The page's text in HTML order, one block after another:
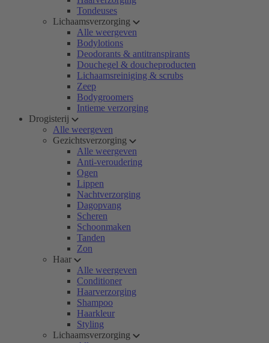
Tondeuses
Lichaamsverzorging
Alle weergeven
Bodylotions
Deodorants & antitranspirants
Douchegel & doucheproducten
Lichaamsreiniging & scrubs
Zeep
Bodygroomers
Intieme verzorging
Drogisterij
Alle weergeven
Gezichtsverzorging
Alle weergeven
Anti-veroudering
Ogen
Lippen
Nachtverzorging
Dagopvang
Scheren
Schoonmaken
Tanden
Zon
Haar
Alle weergeven
Conditioner
Haarverzorging
Shampoo
Haarkleur
Styling
Lichaamsverzorging